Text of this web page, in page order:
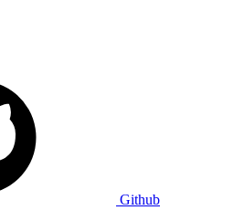
Github